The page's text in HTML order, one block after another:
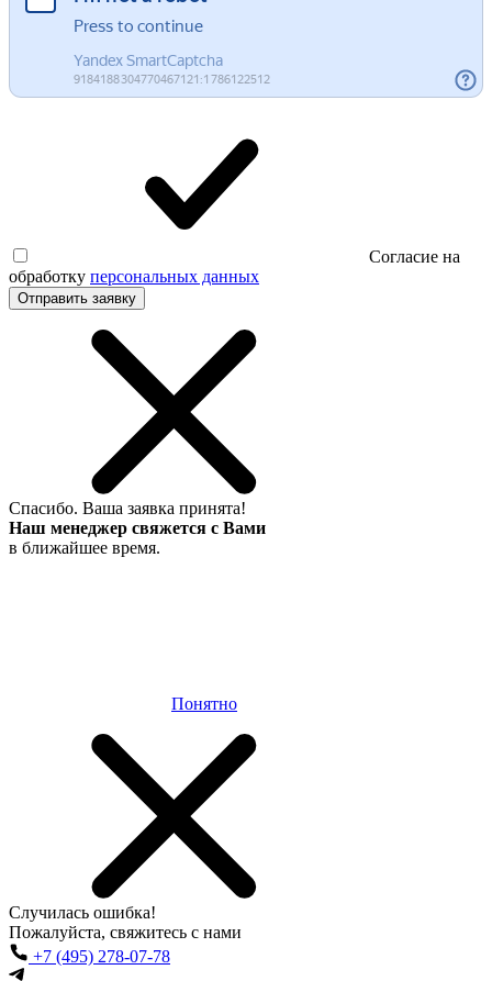
Согласие на
обработку персональных данных
Отправить заявку
Спасибо. Ваша заявка принята!
Наш менеджер свяжется с Вами
в ближайшее время.
Понятно
Случилась ошибка!
Пожалуйста, свяжитесь с нами
+7 (495) 278-07-78